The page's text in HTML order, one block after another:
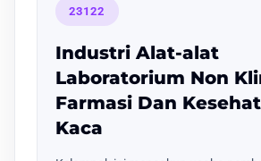
23122
Industri Alat-alat
Laboratorium Non
Farmasi Dan
Kaca